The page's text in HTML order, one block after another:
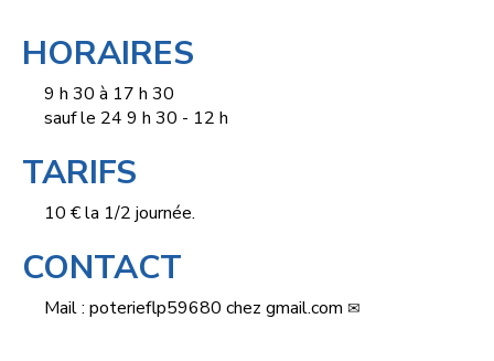
HORAIRES
9 h 30 à 17 h 30
sauf le 24 9 h 30 - 12 h
TARIFS
10 € la 1/2 journée.
CONTACT
Mail : poterieflp59680 chez gmail.com